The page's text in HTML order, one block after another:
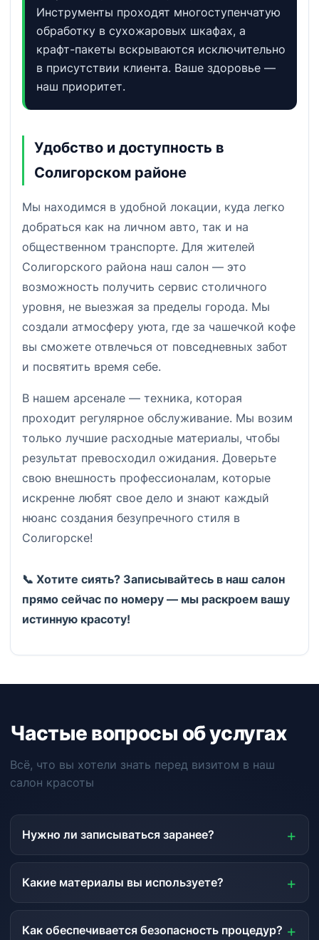
Инструменты проходят многоступенчатую
обработку в сухожаровых шкафах, а
крафт-пакеты вскрываются исключительно
в присутствии клиента. Ваше здоровье —
наш приоритет.
Удобство и доступность в
Солигорском районе
Мы находимся в удобной локации, куда легко
добраться как на личном авто, так и на
общественном транспорте. Для жителей
Солигорского района наш салон — это
возможность получить сервис столичного
уровня, не выезжая за пределы города. Мы
создали атмосферу уюта, где за чашечкой кофе
вы сможете отвлечься от повседневных забот
и посвятить время себе.
В нашем арсенале — техника, которая
проходит регулярное обслуживание. Мы возим
только лучшие расходные материалы, чтобы
результат превосходил ожидания. Доверьте
свою внешность профессионалам, которые
искренне любят свое дело и знают каждый
нюанс создания безупречного стиля в
Солигорске!
📞 Хотите сиять? Записывайтесь в наш салон
прямо сейчас по номеру — мы раскроем вашу
истинную красоту!
Частые вопросы об услугах
Всё, что вы хотели знать перед визитом в наш
салон красоты
Нужно ли записываться заранее?
Какие материалы вы используете?
Как обеспечивается безопасность процедур?